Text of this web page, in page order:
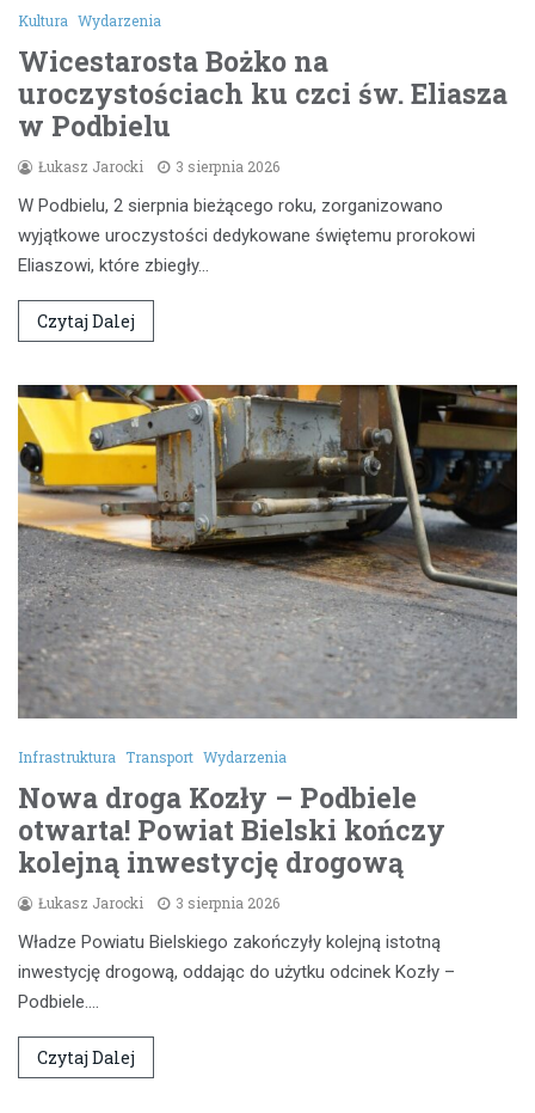
Kultura Wydarzenia
Wicestarosta Bożko na
uroczystościach ku czci św. Eliasza
w Podbielu
Łukasz Jarocki 3 sierpnia 2026
W Podbielu, 2 sierpnia bieżącego roku, zorganizowano
wyjątkowe uroczystości dedykowane świętemu prorokowi
Eliaszowi, które zbiegły…
Czytaj Dalej
Infrastruktura Transport Wydarzenia
Nowa droga Kozły – Podbiele
otwarta! Powiat Bielski kończy
kolejną inwestycję drogową
Łukasz Jarocki 3 sierpnia 2026
Władze Powiatu Bielskiego zakończyły kolejną istotną
inwestycję drogową, oddając do użytku odcinek Kozły –
Podbiele.…
Czytaj Dalej